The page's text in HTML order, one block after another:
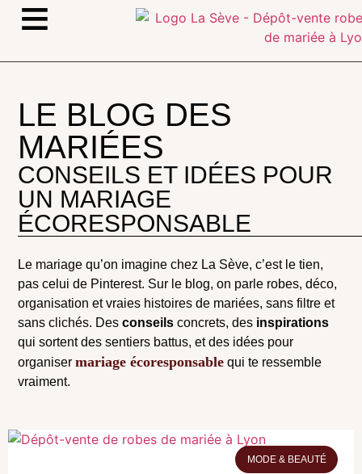
≡
LE BLOG DES
MARIÉES
CONSEILS ET IDÉES POUR
UN MARIAGE
ÉCORESPONSABLE
Le mariage qu’on imagine chez La Sève, c’est le tien,
pas celui de Pinterest. Sur le blog, on parle robes, déco,
organisation et vraies histoires de mariées, sans filtre et
sans clichés. Desconseils concrets, des inspirations
qui sortent des sentiers battus, et des idées pour
organisermariage écoresponsable qui te ressemble
vraiment.
MODE & BEAUTÉ